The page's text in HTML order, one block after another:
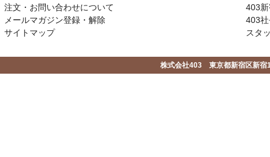
注文・お問い合わせについて
メールマガジン登録・解除
サイトマップ
403
403
スタ
株式会社403 東京都新宿区新